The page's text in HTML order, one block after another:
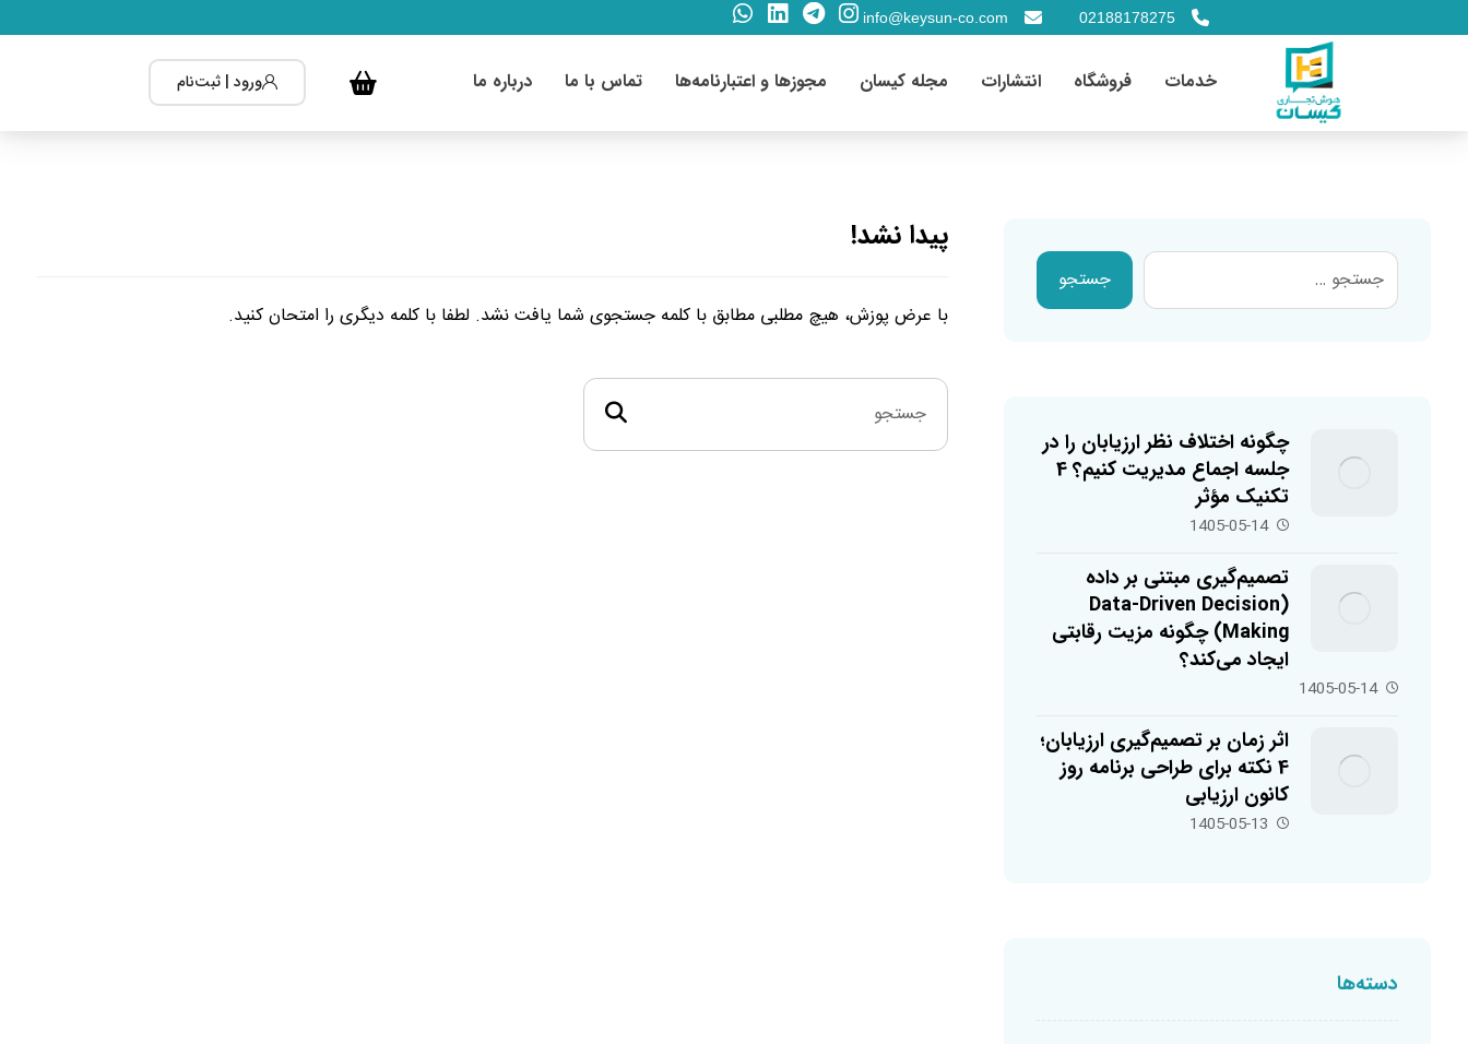
02188178275
info@keysun-co.com
خدمات فروشگاه انتشارات مجله کیسان مجوزها و اعتبارنامه‌ها تماس با ما درباره ما ورود | ثبت‌نام
پیدا نشد!
با عرض پوزش، هیچ مطلبی مطابق با کلمه جستجوی شما یافت نشد. لطفا با کلمه دیگری را امتحان کنید.
چگونه اختلاف نظر ارزیابان را در
جلسه اجماع مدیریت کنیم؟ 4
تکنیک مؤثر
1405-05-14
تصمیم‌گیری مبتنی بر داده
(Data-Driven Decision
Making) چگونه مزیت رقابتی
ایجاد می‌کند؟
1405-05-14
اثر زمان بر تصمیم‌گیری ارزیابان؛
4 نکته برای طراحی برنامه روز
کانون ارزیابی
1405-05-13
دسته‌ها